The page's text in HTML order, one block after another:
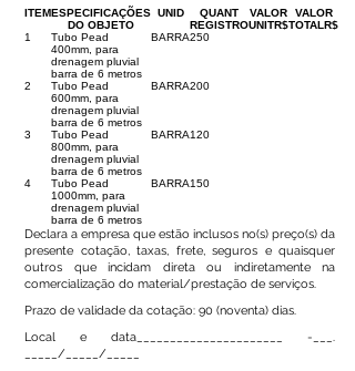
ITEMESPECIFICAÇÕES
DO OBJETO
UNID
QUANT
REGISTRO
VALOR
UNITR$
VALOR
TOTALR$
1
Tubo Pead
400mm, para
drenagem pluvial
barra de 6 metros
BARRA250
2
Tubo Pead
600mm, para
drenagem pluvial
barra de 6 metros
BARRA200
3
Tubo Pead
800mm, para
drenagem pluvial
barra de 6 metros
BARRA120
4
Tubo Pead
1000mm, para
drenagem pluvial
barra de 6 metros
BARRA150
Declara a empresa que estão inclusos no(s) preço(s) da
presente cotação, taxas, frete, seguros e quaisquer
outros que incidam direta ou indiretamente na
comercialização do material/prestação de serviços.
Prazo de validade da cotação: 90 (noventa) dias.
Local e data______________________ -___.
_____/_____/_____